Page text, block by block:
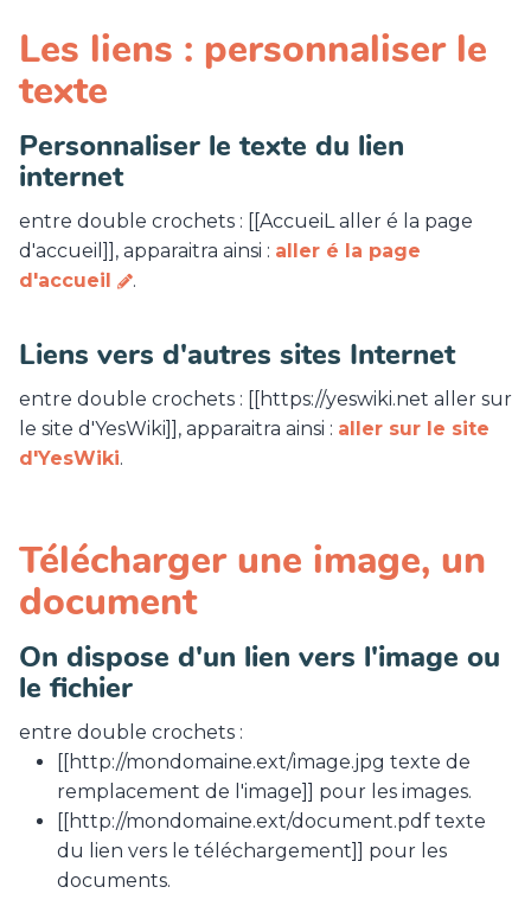
Les liens : personnaliser le
texte
Personnaliser le texte du lien
internet
entre double crochets : [[AccueiL aller é la page
d'accueil]], apparaitra ainsi : aller é la page
d'accueil
.
Liens vers d'autres sites Internet
entre double crochets : [[https://yeswiki.net aller sur
le site d'YesWiki]], apparaitra ainsi : aller sur le site
d'YesWiki.
Télécharger une image, un
document
On dispose d'un lien vers l'image ou
le fichier
entre double crochets :
[[http://mondomaine.ext/image.jpg texte de
remplacement de l'image]] pour les images.
[[http://mondomaine.ext/document.pdf texte
du lien vers le téléchargement]] pour les
documents.